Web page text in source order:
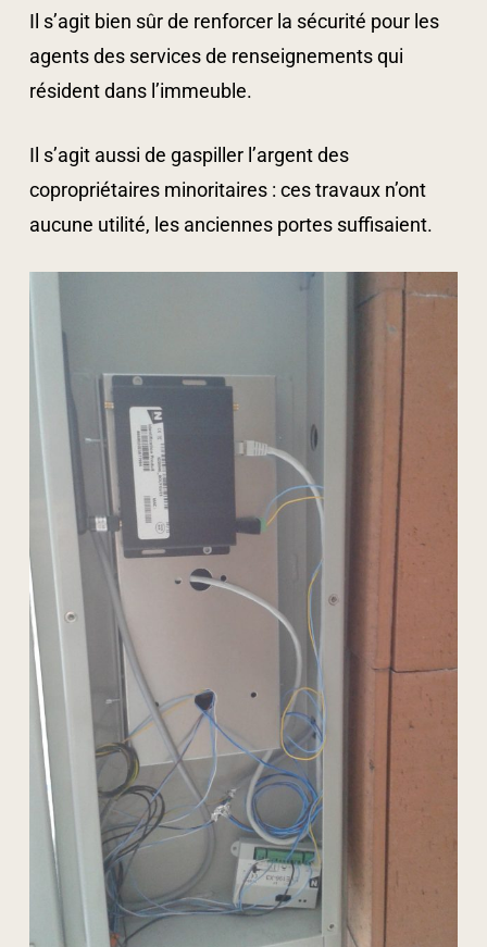
Il s’agit bien sûr de renforcer la sécurité pour les
agents des services de renseignements qui
résident dans l’immeuble.
Il s’agit aussi de gaspiller l’argent des
copropriétaires minoritaires : ces travaux n’ont
aucune utilité, les anciennes portes suffisaient.